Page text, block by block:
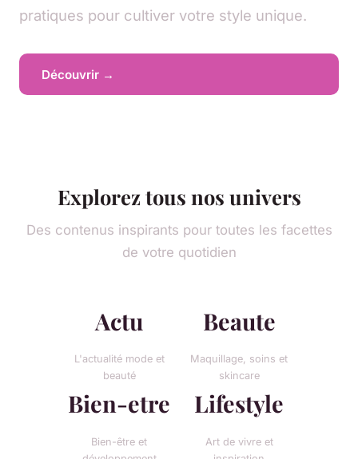
pratiques pour cultiver votre style unique.
Découvrir →
Explorez tous nos univers
Des contenus inspirants pour toutes les facettes
de votre quotidien
Actu
L'actualité mode et
beauté
Beaute
Maquillage, soins et
skincare
Bien-etre
Bien-être et
Lifestyle
Art de vivre et